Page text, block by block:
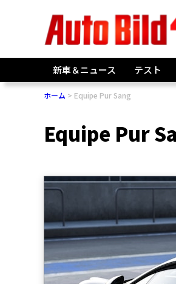
新車＆ニュース テスト
ホーム Equipe Pur Sang
Equipe Pur